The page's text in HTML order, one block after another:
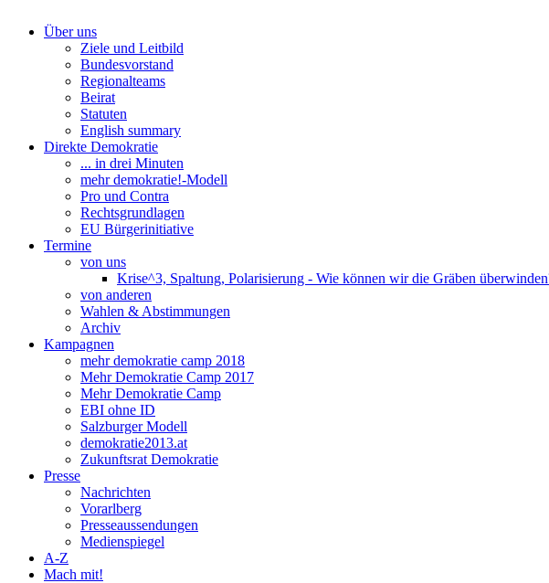
Über uns
Ziele und Leitbild
Bundesvorstand
Regionalteams
Beirat
Statuten
English summary
Direkte Demokratie
... in drei Minuten
mehr demokratie!-Modell
Pro und Contra
Rechtsgrundlagen
EU Bürgerinitiative
Termine
von uns
Krise^3, Spaltung, Polarisierung - Wie können wir die Gräben
von anderen
Wahlen & Abstimmungen
Archiv
Kampagnen
mehr demokratie camp 2018
Mehr Demokratie Camp 2017
Mehr Demokratie Camp
EBI ohne ID
Salzburger Modell
demokratie2013.at
Zukunftsrat Demokratie
Presse
Nachrichten
Vorarlberg
Presseaussendungen
Medienspiegel
A-Z
Mach mit!